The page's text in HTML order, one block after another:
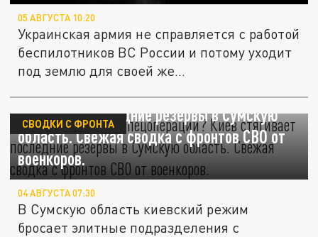
05 АВГУСТА 10:20
Украинская армия не справляется с работой
беспилотников ВС России и потому уходит
под землю для своей же...
Наступает финал спецоперации? Киев
стягивает последние резервы в Сумскую
область. Свежая сводка с фронтов СВО от
военкоров.
СВОДКИ С ФРОНТА
04 АВГУСТА 07:30
В Сумскую область киевский режим
бросает элитные подразделения с